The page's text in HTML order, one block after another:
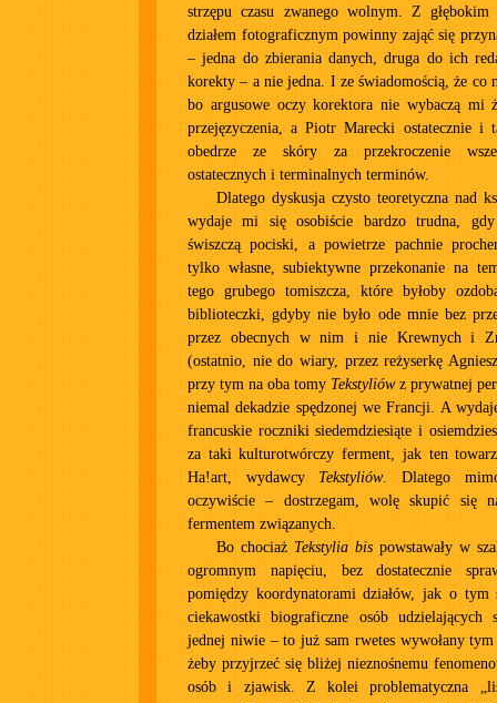
strzępu czasu zwanego wolnym. Z głębokim
działem fotograficznym powinny zająć się
– jedna do zbierania danych, druga do ich
korekty – a nie jedna. I ze świadomością, że co
bo argusowe oczy korektora nie wybaczą mi
przejęzyczenia, a Piotr Marecki ostatecznie i
obedrze ze skóry za przekroczenie
ostatecznych i terminalnych terminów.
Dlatego dyskusja czysto teoretyczna nad
wydaje mi się osobiście bardzo trudna,
świszczą pociski, a powietrze pachnie
tylko własne, subiektywne przekonanie na
tego grubego tomiszcza, które byłoby
biblioteczki, gdyby nie było ode mnie bez
przez obecnych w nim i nie Krewnych i
(ostatnio, nie do wiary, przez reżyserkę
przy tym na oba tomy Tekstyliówz prywatnej
niemal dekadzie spędzonej we Francji. A
francuskie roczniki siedemdziesiąte i
za taki kulturotwórczy ferment, jak ten
Ha!art, wydawcy Tekstyliów. Dlatego
oczywiście – dostrzegam, wolę skupić się
fermentem związanych.
Bo chociaż Tekstylia bis powstawały w
ogromnym napięciu, bez dostatecznie
pomiędzy koordynatorami działów, jak o tym
ciekawostki biograficzne osób
jednej niwie – to już sam rwetes wywołany
żeby przyjrzeć się bliżej nieznośnemu
osób i zjawisk. Z kolei problematyczna